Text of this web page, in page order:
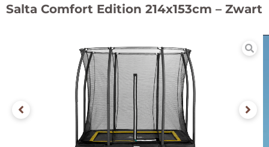
Salta Comfort Edition 214x153cm – Zwart